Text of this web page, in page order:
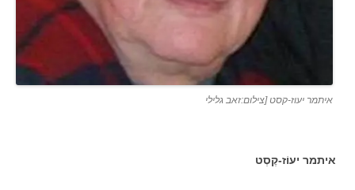
איתמר יעוז-קסט [צילום:זאב גלילי
איתמר יעוֹז-קֶסְט